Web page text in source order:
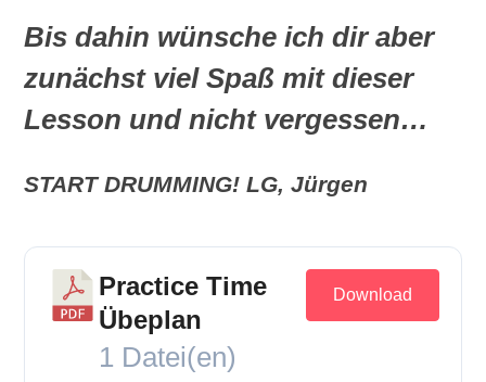
Bis dahin wünsche ich dir aber
zunächst viel Spaß mit dieser
Lesson und nicht vergessen…
START DRUMMING! LG, Jürgen
Practice Time
Übeplan
1 Datei(en)
Download